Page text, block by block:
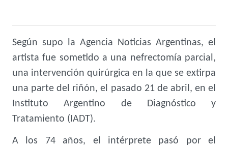
Según supo la Agencia Noticias Argentinas, el
artista fue sometido a una nefrectomía parcial,
una intervención quirúrgica en la que se extirpa
una parte del riñón, el pasado 21 de abril, en el
Instituto Argentino de Diagnóstico y
Tratamiento (IADT).
A los 74 años, el intérprete pasó por el